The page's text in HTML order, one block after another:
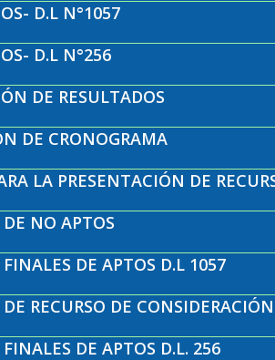
D.L N°1057
D.L N°256
DE RESULTADOS
DE CRONOGRAMA
LA PRESENTACIÓN DE
NO APTOS
FINALES DE APTOS D.L 1057
RECURSO DE CONSIDERACIÓN
DE APTOS D.L. 256